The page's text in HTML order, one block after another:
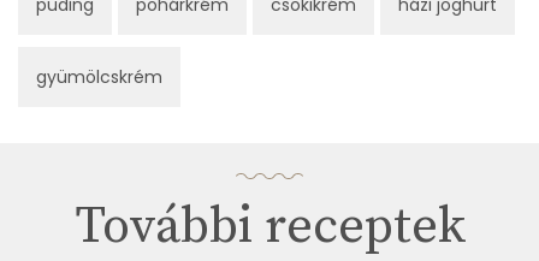
puding pohárkrém csokikrém házi joghurt
gyümölcskrém
További receptek